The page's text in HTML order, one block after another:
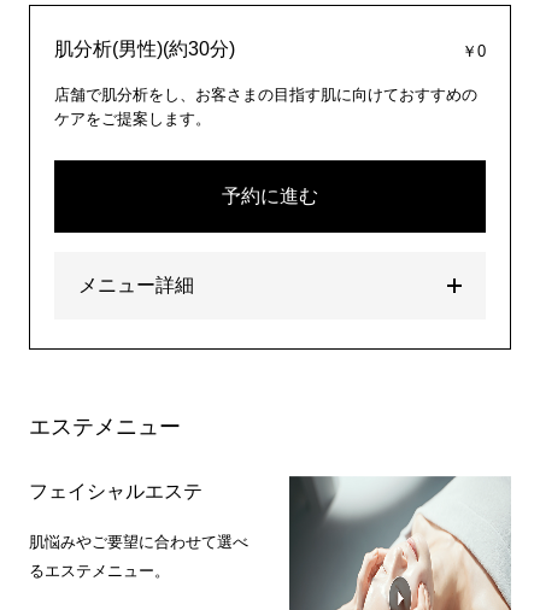
肌分析(男性)(約30分) ￥0
店舗で肌分析をし、お客さまの目指す肌に向けておすすめの
ケアをご提案します。
予約に進む
メニュー詳細
エステメニュー
フェイシャルエステ
肌悩みやご要望に合わせて選べ
るエステメニュー。